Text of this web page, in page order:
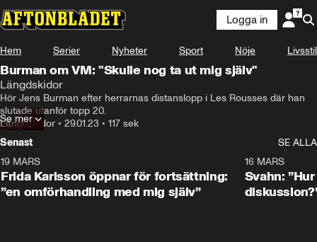
Logga in
Hem Serier Nyheter Sport Nöje Livsstil
Burman om VM: "Skulle nog ta ut mig själv"
Längdskidor
Hör Jens Burman efter herrarnas distanslopp i Les Rousses där han
slutade utanför topp 20.
Längdskidor • 29.01.23 • 117 sek
Se mer
Senast
SE ALLA
19 MARS
Frida Karlsson öppnar för fortsättning:
”en omförhandling med mig själv”
16 MARS
Svahn: